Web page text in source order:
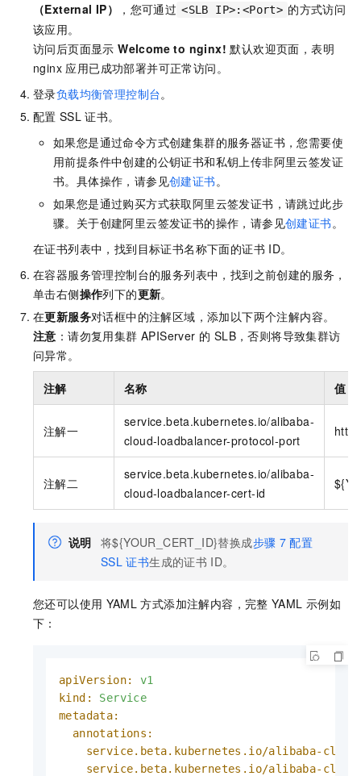
（External IP）
，您可通过 <SLB IP>:<Port> 的方式访问
该应用。
访问后页面显示Welcome to nginx! 默认欢迎页面，表明
nginx 应用已成功部署并可正常访问。
登录负载均衡管理控制台。
配置 SSL 证书。
如果您是通过命令方式创建集群的服务器证书，您需要使
用前提条件中创建的公钥证书和私钥上传非阿里云签发证
书。具体操作，请参见创建证书。
如果您是通过购买方式获取阿里云签发证书，请跳过此步
骤。关于创建阿里云签发证书的操作，请参见创建证书。
在证书列表中，找到目标证书名称下面的证书 ID。
在容器服务管理控制台的服务列表中，找到之前创建的服务，
单击右侧操作列下的更新。
在更新服务对话框中的注解区域，添加以下两个注解内容。
注意 ：请勿复用集群 APIServer 的 SLB，否则将导致集群访
问异常。
注解 名称 值
注解一
service.beta.kubernetes.io/alibaba-
cloud-loadbalancer-protocol-port
注解二
service.beta.kubernetes.io/alibaba-
cloud-loadbalancer-cert-id
说明 将${YOUR_CERT_ID}替换成步骤 7 配置
SSL 证书生成的证书 ID。
您还可以使用 YAML 方式添加注解内容，完整 YAML 示例如
下：
apiVersion:
v1
kind:
Service
metadata:
annotations:
service.beta.kubernetes.io/alibaba-
service.beta.kubernetes.io/alibaba-